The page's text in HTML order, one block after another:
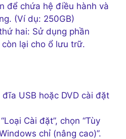
để chứa hệ điều hành và
(Ví dụ: 250GB)
hai: Sử dụng phần
lại cho ổ lưu trữ.
USB hoặc DVD cài đặt
Cài đặt”, chọn “Tùy
chỉ (nâng cao)”.